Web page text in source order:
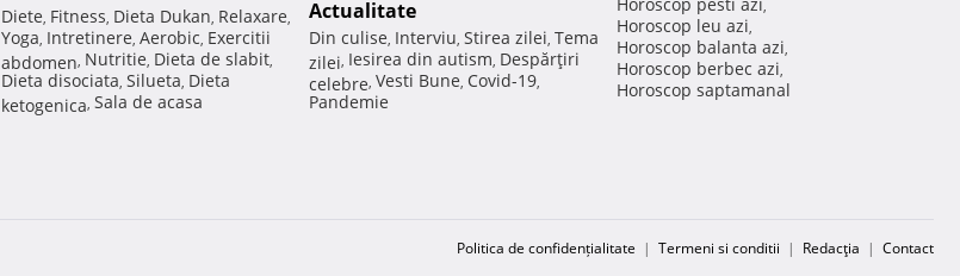
Diete, Fitness, Dieta Dukan, Relaxare,
Yoga, Intretinere, Aerobic, Exercitii
abdomen, Nutritie, Dieta de slabit,
Dieta disociata, Silueta, Dieta
ketogenica, Sala de acasa
Actualitate
Din culise, Interviu, Stirea zilei, Tema
zilei, Iesirea din autism, Despărţiri
celebre, Vesti Bune, Covid-19,
Pandemie
,
Horoscop leu azi,
Horoscop balanta azi,
Horoscop berbec azi,
Horoscop saptamanal
Politica de confidențialitate | Termeni si conditii | Redacţia | Contact